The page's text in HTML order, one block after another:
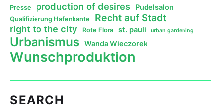
Presse production of desires Pudelsalon
Qualifizierung Hafenkante Recht auf Stadt
right to the city Rote Flora st. pauli urban gardening
Urbanismus Wanda Wieczorek
Wunschproduktion
SEARCH